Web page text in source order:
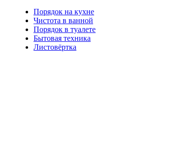
Порядок на кухне
Чистота в ванной
Порядок в туалете
Бытовая техника
Листовёртка